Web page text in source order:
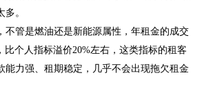
。
不管是燃油还是新能源属性，年租金的成交
比个人指标溢价20%左右，这类指标的租客
能力强、租期稳定，几乎不会出现拖欠租金